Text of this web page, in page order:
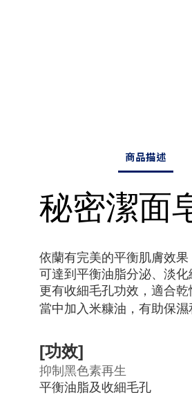
商品描述
秘密潔面
依蘭有完美的平衡肌膚效
可達到平衡油脂分泌、淡
更有收細毛孔功效，適合
當中加入米糠油 ，有助保
[功效]
抑制黑色素再生
平衡油脂及收細毛孔